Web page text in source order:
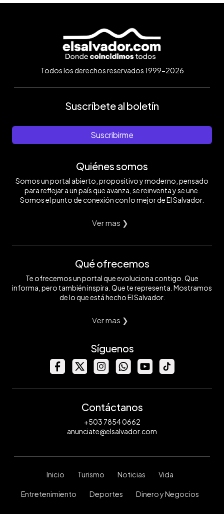
Todos los derechos reservados 1999-2026
Suscríbete al boletín
Suscribirme
Quiénes somos
Somos un portal abierto, propositivo y moderno, pensado
para reflejar a un país que avanza, se reinventa y se une.
Somos el punto de conexión con lo mejor de El Salvador.
Ver mas ❯
Qué ofrecemos
Te ofrecemos un portal que evoluciona contigo. Que
informa, pero también inspira. Que te representa. Mostramos
de lo que está hecho El Salvador.
Ver mas ❯
Síguenos
Contáctanos
+503 7854 0662
anunciate@elsalvador.com
Inicio Turismo Noticias Vida
Entretenimiento Deportes Dinero y Negocios